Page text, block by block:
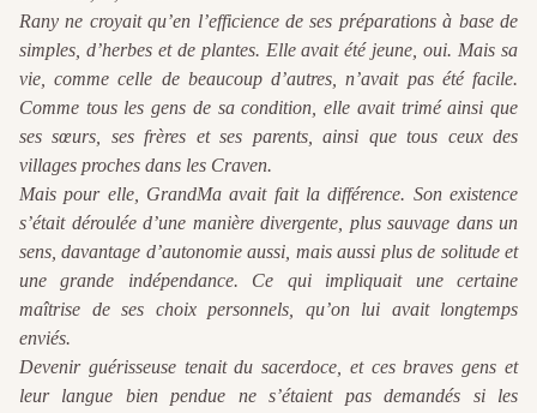
Rany ne croyait qu’en l’efficience de ses préparations à base de
simples, d’herbes et de plantes. Elle avait été jeune, oui. Mais sa
vie, comme celle de beaucoup d’autres, n’avait pas été facile.
Comme tous les gens de sa condition, elle avait trimé ainsi que
ses sœurs, ses frères et ses parents, ainsi que tous ceux des
villages proches dans les Craven.
Mais pour elle, GrandMa avait fait la différence. Son existence
s’était déroulée d’une manière divergente, plus sauvage dans un
sens, davantage d’autonomie aussi, mais aussi plus de solitude et
une grande indépendance. Ce qui impliquait une certaine
maîtrise de ses choix personnels, qu’on lui avait longtemps
enviés.
Devenir guérisseuse tenait du sacerdoce, et ces braves gens et
leur langue bien pendue ne s’étaient pas demandés si les